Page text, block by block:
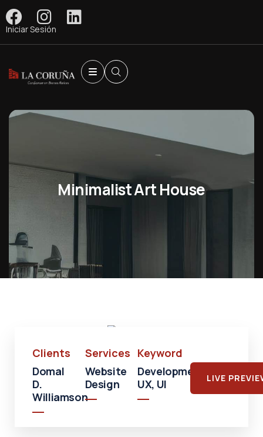
Iniciar Sesión
Minimalist Art House
Clients
Domal
D.
Williamson
Services
Website
Design
Keyword
Development,
UX, UI
LIVE